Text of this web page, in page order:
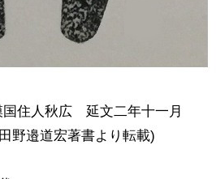
住人秋広 延文二年十一月
邉道宏著書より転載)